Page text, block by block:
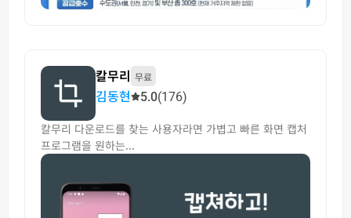
칼무리 무료
김동현 5.0(176)
칼무리 다운로드를 찾는 사용자라면 가볍고 빠른 화면 캡처
프로그램을 원하는...